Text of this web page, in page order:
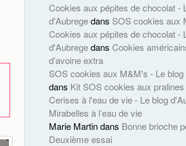
Cookies aux pépites de chocolat -
d'Aubregedans SOS cookies aux
Cookies aux pépites de chocolat -
d'Aubregedans Cookies
d’avoine extra
SOS cookies aux M&M's - Le blog
dans Kit SOS cookies aux
Cerises à l'eau de vie - Le blog
Mirabelles à l’eau de vie
Marie Martindans Bonne brioche
Deuxième essai